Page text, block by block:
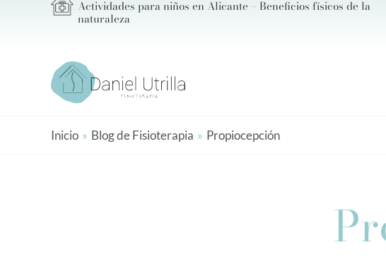
Actividades para niños en Alicante – Beneficios físicos de la
naturaleza
Inicio Blog de Fisioterapia Propiocepción